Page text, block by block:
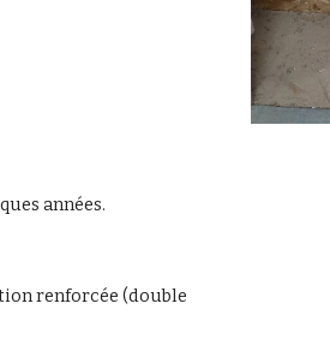
années.
renforcée (double